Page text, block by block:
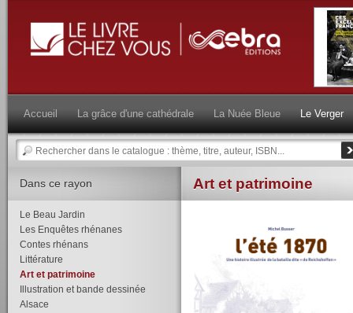
Accueil La grâce d'une cathédrale La Nuée Bleue Le Verger
Art et patrimoine
Dans ce rayon
Le Beau Jardin
Les Enquêtes rhénanes
Contes rhénans
Littérature
Art et patrimoine
Illustration et bande dessinée
Alsace